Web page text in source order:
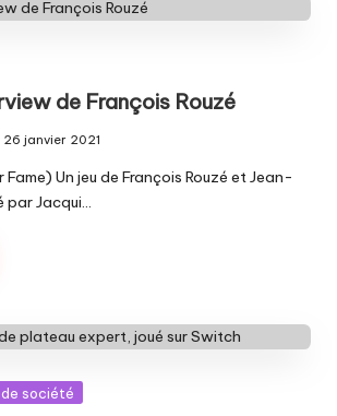
de François Rouzé
26 janvier 2021
Fame) Un jeu de François Rouzé et Jean-
par Jacqui…
de société